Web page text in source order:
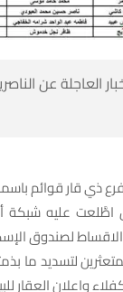
العاجلة عن
ذي قار قوائم
عليه شبكة
الاقساط لصندوق
لتسديد ما
واعلان العقار